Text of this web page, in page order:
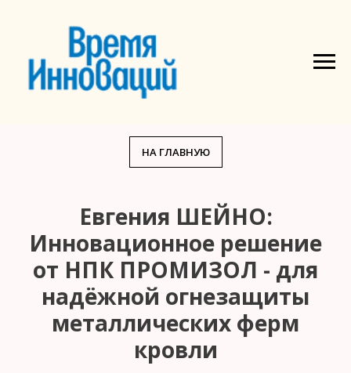
НА ГЛАВНУЮ
Евгения ШЕЙНО:
Инновационное решение
от НПК ПРОМИЗОЛ - для
надёжной огнезащиты
металлических ферм
кровли